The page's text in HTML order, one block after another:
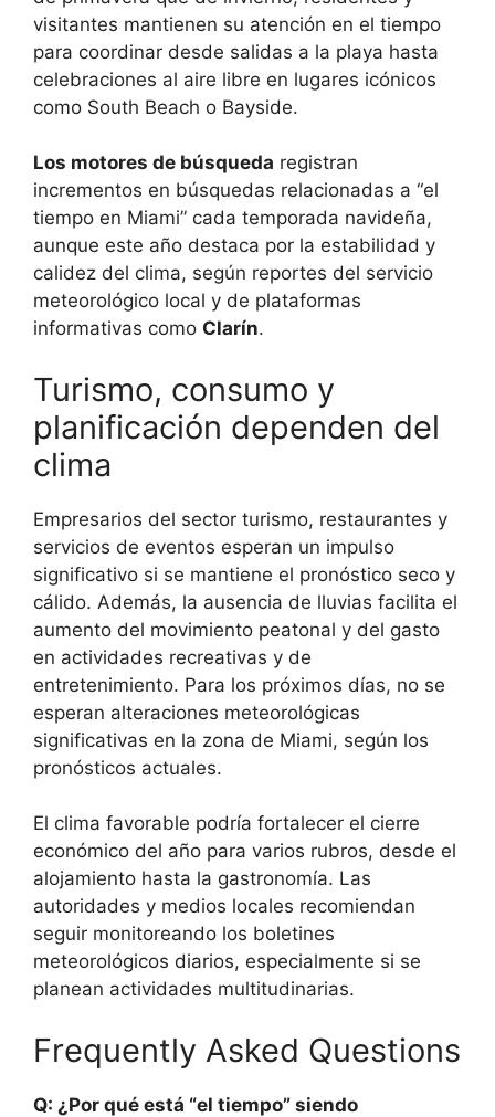
visitantes mantienen su atención en el tiempo
para coordinar desde salidas a la playa hasta
celebraciones al aire libre en lugares icónicos
como South Beach o Bayside.
Los motores de búsqueda registran
incrementos en búsquedas relacionadas a “el
tiempo en Miami” cada temporada navideña,
aunque este año destaca por la estabilidad y
calidez del clima, según reportes del servicio
meteorológico local y de plataformas
informativas como Clarín.
Turismo, consumo y
planificación dependen del
clima
Empresarios del sector turismo, restaurantes y
servicios de eventos esperan un impulso
significativo si se mantiene el pronóstico seco y
cálido. Además, la ausencia de lluvias facilita el
aumento del movimiento peatonal y del gasto
en actividades recreativas y de
entretenimiento. Para los próximos días, no se
esperan alteraciones meteorológicas
significativas en la zona de Miami, según los
pronósticos actuales.
El clima favorable podría fortalecer el cierre
económico del año para varios rubros, desde el
alojamiento hasta la gastronomía. Las
autoridades y medios locales recomiendan
seguir monitoreando los boletines
meteorológicos diarios, especialmente si se
planean actividades multitudinarias.
Frequently Asked Questions
Q: ¿Por qué está “el tiempo” siendo